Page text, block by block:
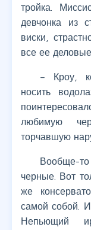
тройка.
девчонка из
виски,
все ее
– Кроу,
носить
любимую
торчавшую
Вообще-
черные. Вот
же
самой собой.
Непьющий